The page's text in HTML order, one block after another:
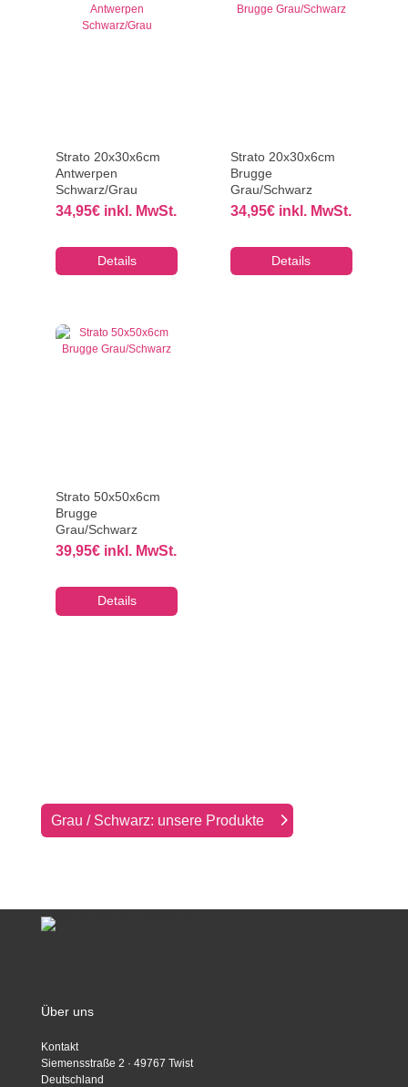
Strato 20x30x6cm
Antwerpen
Schwarz/Grau
34,95€ inkl. MwSt.
Details
Strato 20x30x6cm
Brugge
Grau/Schwarz
34,95€ inkl. MwSt.
Details
Strato 50x50x6cm
Brugge
Grau/Schwarz
39,95€ inkl. MwSt.
Details
Grau / Schwarz: unsere Produkte
Über uns
Kontakt
Siemensstraße 2 · 49767 Twist
Deutschland